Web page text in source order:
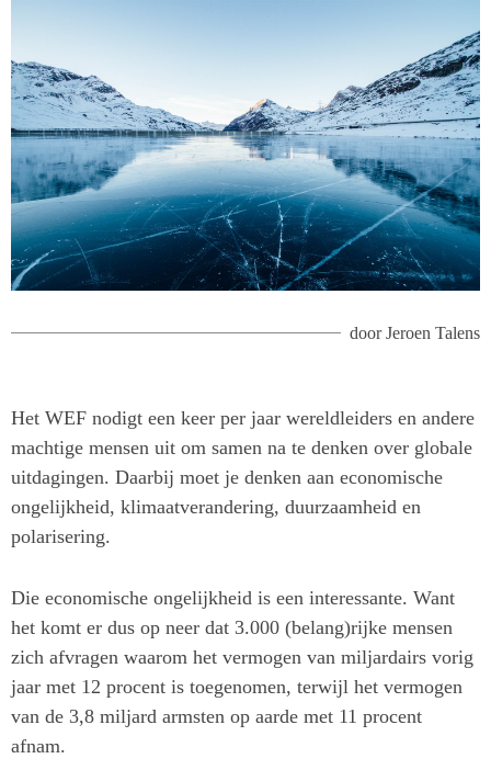
doorJeroen Talens
Het WEF nodigt een keer per jaar wereldleiders en andere
machtige mensen uit om samen na te denken over globale
uitdagingen. Daarbij moet je denken aan economische
ongelijkheid, klimaatverandering, duurzaamheid en
polarisering.
Die economische ongelijkheid is een interessante. Want
het komt er dus op neer dat 3.000 (belang)rijke mensen
zich afvragen waarom het vermogen van miljardairs vorig
jaar met 12 procent is toegenomen, terwijl het vermogen
van de 3,8 miljard armsten op aarde met 11 procent
afnam.